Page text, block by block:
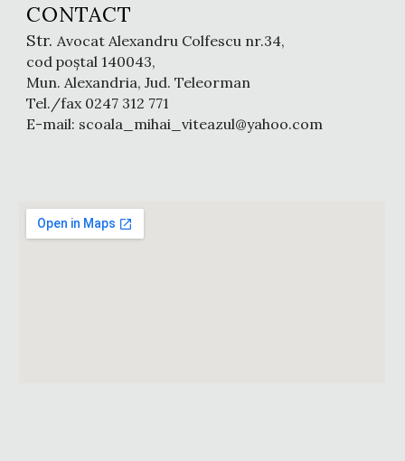
CONTACT
Str.Avocat Alexandru Colfescu nr.34,
cod poștal 140043,
Mun. Alexandria, Jud. Teleorman
Tel./fax 0247 312 771
E-mail: scoala_mihai_viteazul@yahoo.com